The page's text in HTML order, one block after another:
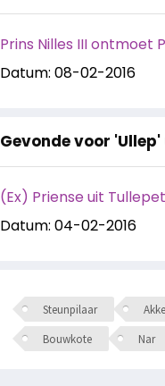
Prins Nilles III ontmoet
Datum: 08-02-2016
Gevonde voor
(Ex) Priense uit
Datum: 04-02-2016
Steunpilaar
Bouwkote
Nar